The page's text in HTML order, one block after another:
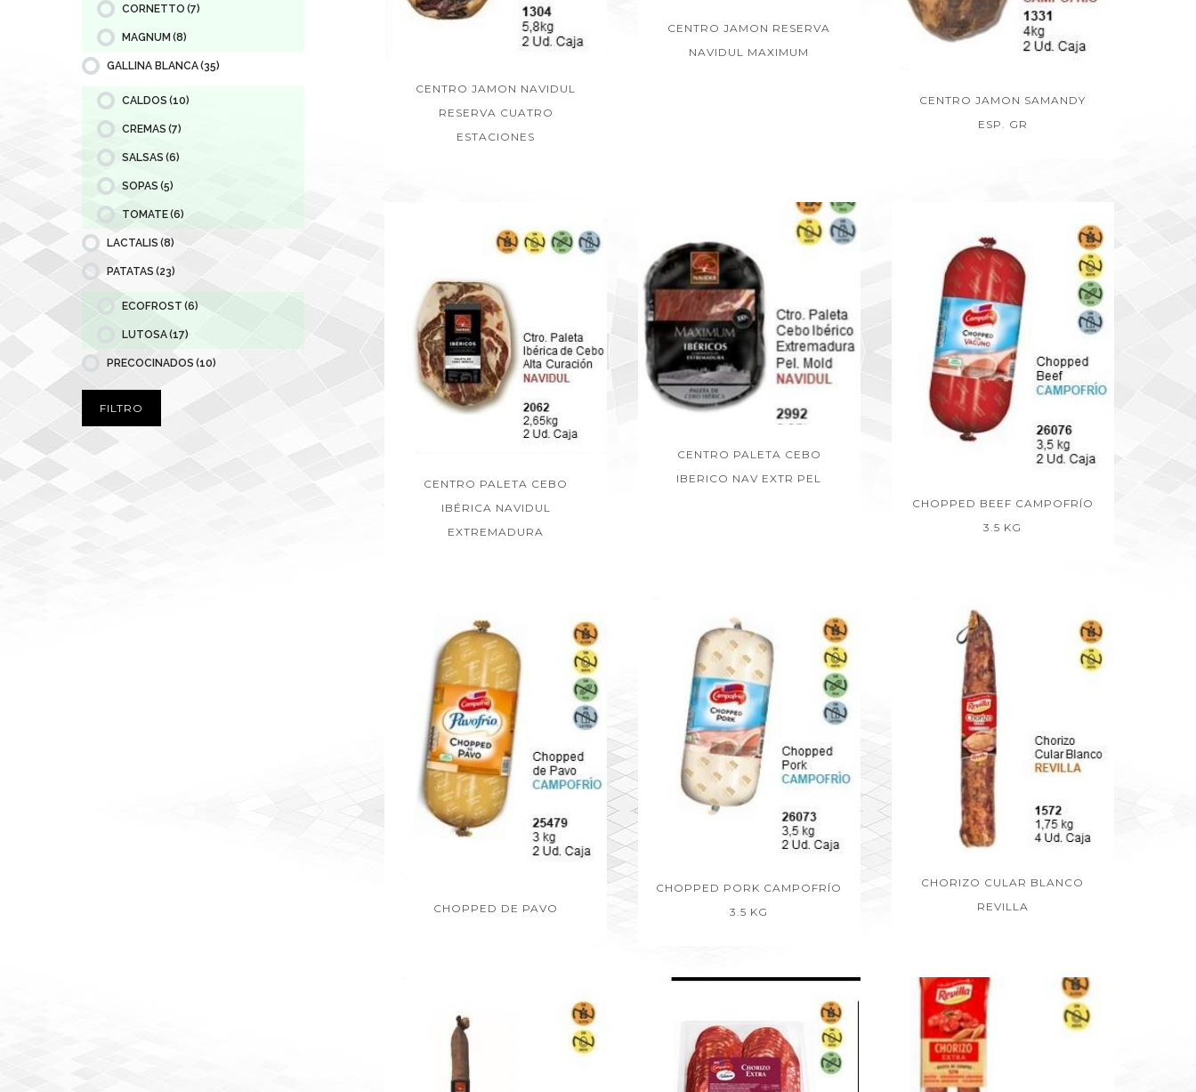
CENTRO JAMON NAVIDUL
RESERVA CUATRO
ESTACIONES
CENTRO JAMON RESERVA
NAVIDUL MAXIMUM
CENTRO JAMON SAMANDY
ESP. GR
CENTRO PALETA CEBO
IBÉRICA NAVIDUL
EXTREMADURA
CENTRO PALETA CEBO
IBERICO NAV EXTR PEL
CHOPPED BEEF CAMPOFRÍO
3.5 KG
CHOPPED DE PAVO
CHOPPED PORK CAMPOFRÍO
3.5 KG
CHORIZO CULAR BLANCO
REVILLA
CORNETTO (7)
MAGNUM (8)
GALLINA BLANCA(35)
CALDOS (10)
CREMAS (7)
SALSAS (6)
SOPAS (5)
TOMATE(6)
LACTALIS (8)
PATATAS (23)
ECOFROST (6)
LUTOSA(17)
PRECOCINADOS (10)
FILTRO